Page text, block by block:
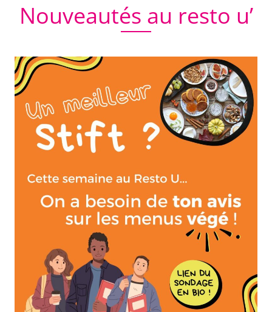
Nouveautés au resto u’